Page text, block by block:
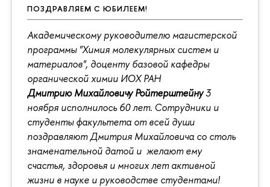
ПОЗДРАВЛЯЕМ С ЮБИЛЕЕМ!
Академическому руководителю магистерской
программы "Химия молекулярных систем и
материалов", доценту базовой кафедры
органической химии ИОХ РАН
Дмитрию Михайловичу Ройтерштейну3
ноября исполнилось 60 лет. Сотрудники и
студенты факультета от всей души
поздравляют Дмитрия Михайловича со столь
знаменательной датой и желают ему
счастья, здоровья и многих лет активной
жизни в науке и руководстве студентами!